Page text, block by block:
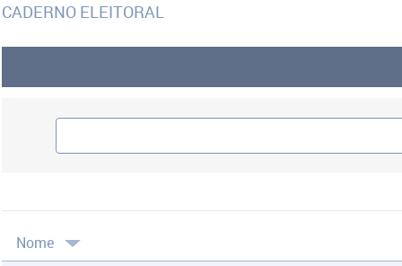
CADERNO ELEITORAL
Nome